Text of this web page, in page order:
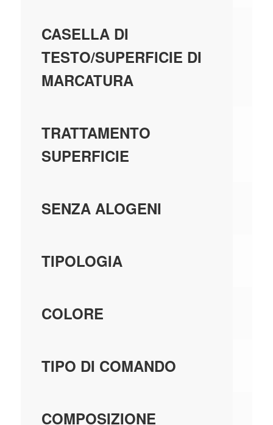
CASELLA DI
TESTO/SUPERFICIE DI
MARCATURA
TRATTAMENTO
SUPERFICIE
SENZA ALOGENI
TIPOLOGIA
COLORE
TIPO DI COMANDO
COMPOSIZIONE